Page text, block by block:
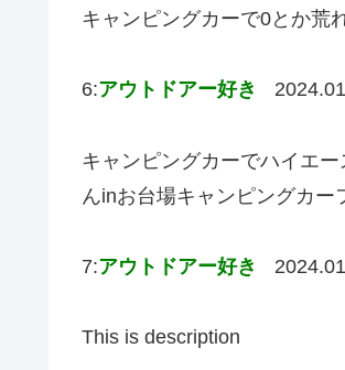
キャンピングカーで0とか荒
6:アウトドアー好き
キャンピングカーでハイエ
んinお台場キャンピングカ
7:アウトドアー好き
This is description